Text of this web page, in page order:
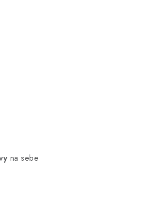
na sebe